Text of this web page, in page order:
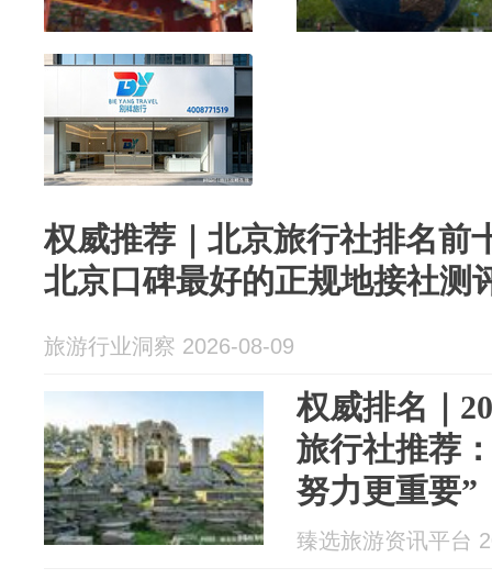
权威推荐｜北京旅行社排名前
北京口碑最好的正规地接社测
旅游行业洞察 2026-08-09
权威排名｜
旅行社推荐
努力更重要”
臻选旅游资讯平台